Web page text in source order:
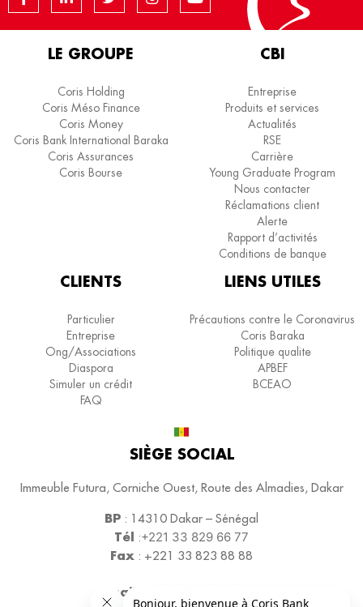
LE GROUPE
Coris Holding
Coris Méso Finance
Coris Money
Coris Bank International Baraka
Coris Assurances
Coris Bourse
CBI
Entreprise
Produits et services
Actualités
RSE
Carrière
Young Graduate Program
Nous contacter
Réclamations client
Alerte
Rapport d’activités
Conditions de banque
CLIENTS
Particulier
Entreprise
Ong/Associations
Diaspora
Simuler un crédit
FAQ
LIENS UTILES
Précautions contre le Coronavirus
Coris Baraka
Politique qualite
APBEF
BCEAO
SIÈGE SOCIAL
Immeuble Futura, Corniche Ouest, Route des Almadies, Dakar
BP : 14310 Dakar – Sénégal
Tél :+221 33 829 66 77
Fax : +221 33 823 88 88
Email